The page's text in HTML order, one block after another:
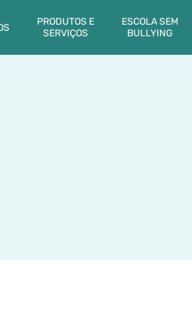
PRODUTOS E
SERVIÇOS
ESCOLA SEM
BULLYING